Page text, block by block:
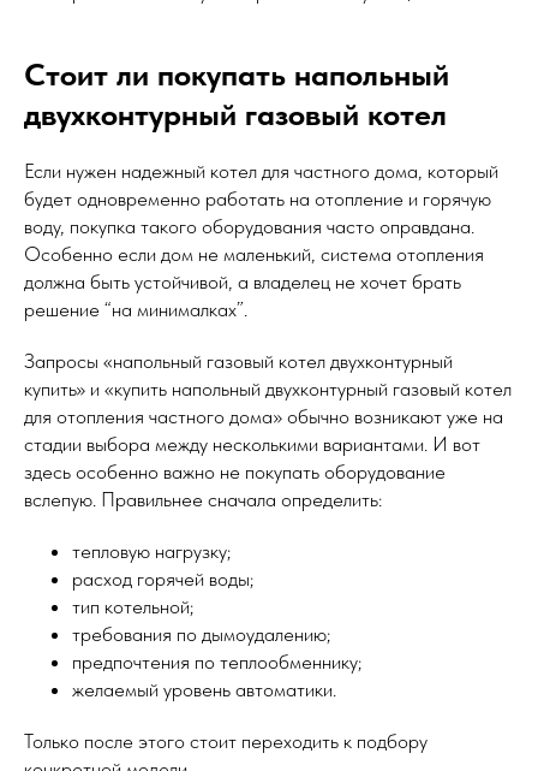
Стоит ли покупать напольный
двухконтурный газовый котел
Если нужен надежный котел для частного дома, который
будет одновременно работать на отопление и горячую
воду, покупка такого оборудования часто оправдана.
Особенно если дом не маленький, система отопления
должна быть устойчивой, а владелец не хочет брать
решение “на минималках”.
Запросы «напольный газовый котел двухконтурный
купить» и «купить напольный двухконтурный газовый котел
для отопления частного дома» обычно возникают уже на
стадии выбора между несколькими вариантами. И вот
здесь особенно важно не покупать оборудование
вслепую. Правильнее сначала определить:
тепловую нагрузку;
расход горячей воды;
тип котельной;
требования по дымоудалению;
предпочтения по теплообменнику;
желаемый уровень автоматики.
Только после этого стоит переходить к подбору